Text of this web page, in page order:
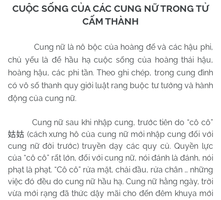
CUỘC SỐNG CỦA CÁC CUNG NỮ TRONG TỬ
CẤM THÀNH
Cung nữ là nô bộc của hoàng đế và các hậu phi,
chủ yếu là để hầu hạ cuộc sống của hoàng thái hậu,
hoàng hậu, các phi tần. Theo ghi chép, trong cung đình
có vô số thanh quy giới luật rang buộc tư tưởng và hành
động của cung nữ.
Cung nữ sau khi nhập cung, trước tiên do “cô cô”
姑姑 (cách xưng hô của cung nữ mới nhập cung đối với
cung nữ đời trước) truyền dạy các quy củ. Quyền lực
của “cô cô” rất lớn, đối với cung nữ, nói đánh là đánh, nói
phạt là phạt. “Cô cô” rửa mặt, chải đầu, rửa chân … những
việc đó đều do cung nữ hầu hạ. Cung nữ hằng ngày, trời
vừa mới rạng đã thức dậy mãi cho đến đêm khuya mới